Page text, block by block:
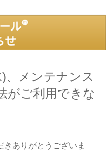
、メンテナンス
がご利用できな
ありがとうございま